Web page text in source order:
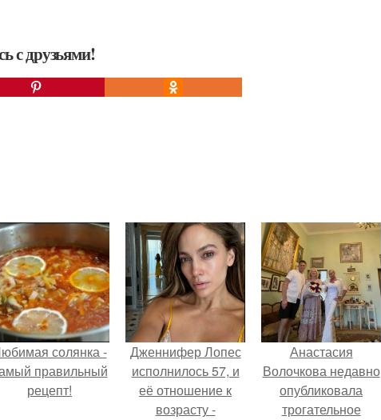
с друзьями!
солянка -
правильный
рецепт!
Дженнифер Лопес
исполнилось 57, и
её отношение к
возрасту -
Анастасия
Волочкова недавно
опубликовала
трогательное